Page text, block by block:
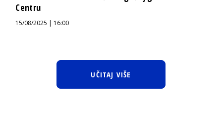
Centru
15/08/2025 | 16:00
UČITAJ VIŠE